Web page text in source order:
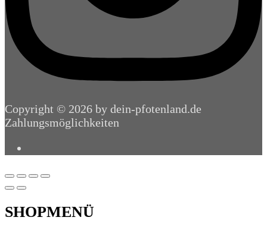
Copyright © 2026 by dein-pfotenland.de
Zahlungsmöglichkeiten
SHOPMENÜ